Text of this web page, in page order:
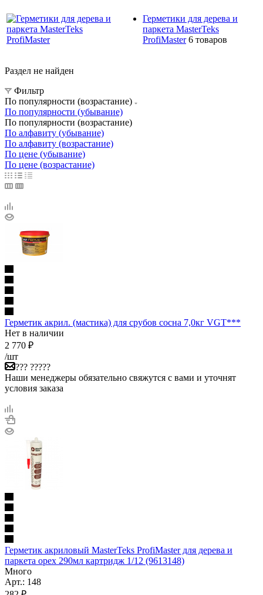
Герметики для дерева и
паркета MasterTeks
ProfiMaster 6 товаров
Раздел не найден
Фильтр
По популярности (возрастание)
По популярности (убывание)
По популярности (возрастание)
По алфавиту (убывание)
По алфавиту (возрастание)
По цене (убывание)
По цене (возрастание)
Герметик акрил. (мастика) для срубов сосна 7,0кг VGT***
Нет в наличии
2 770 ₽
/шт
??? ?????
Наши менеджеры обязательно свяжутся с вами и уточнят
условия заказа
Герметик акриловый MasterTeks ProfiMaster для дерева и
паркета орех 290мл картридж 1/12 (9613148)
Много
Арт.: 148